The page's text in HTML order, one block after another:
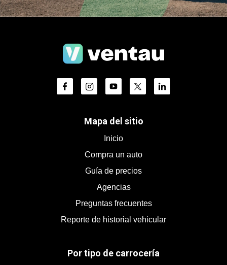
Mapa del sitio
Inicio
Compra un auto
Guía de precios
Agencias
Preguntas frecuentes
Reporte de historial vehicular
Por tipo de carrocería